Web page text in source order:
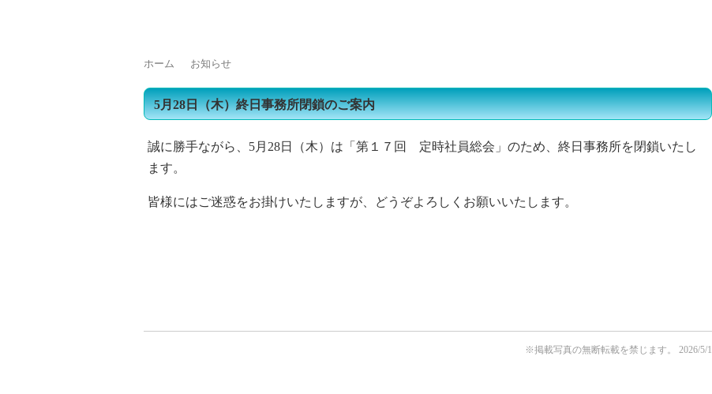
ホーム お知らせ
5月28日（木）終日事務所閉鎖のご案内
誠に勝手ながら、5月28日（木）は「第１７回 定時社員総会」のため、終日事務所を閉鎖いたし
ます。
皆様にはご迷惑をお掛けいたしますが、どうぞよろしくお願いいたします。
※掲載写真の無断転載を禁じます。 2026/5/1